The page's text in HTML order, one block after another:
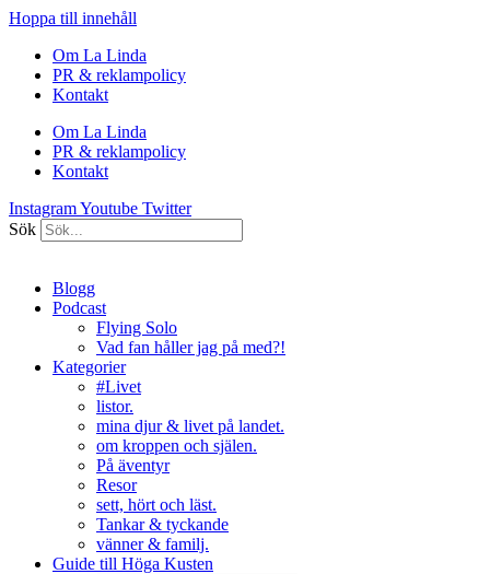
Hoppa till innehåll
Om La Linda
PR & reklampolicy
Kontakt
Om La Linda
PR & reklampolicy
Kontakt
InstagramYoutube Twitter
Sök
Blogg
Podcast
Flying Solo
Vad fan håller jag på med?!
Kategorier
#Livet
listor.
mina djur & livet på landet.
om kroppen och själen.
På äventyr
Resor
sett, hört och läst.
Tankar & tyckande
vänner & familj.
Guide till Höga Kusten